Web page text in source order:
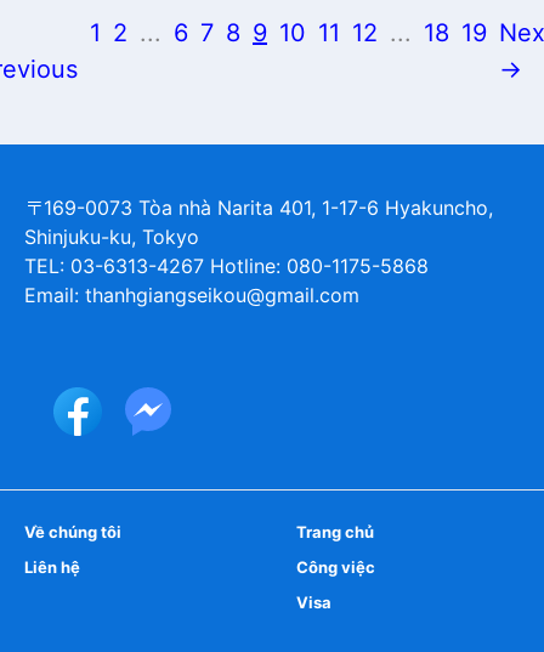
1 2 ... 6 7 8 9 10 11 12 ... 18 19
→
〒169-0073 Tòa nhà Narita 401, 1-17-6 Hyakuncho,
Shinjuku-ku, Tokyo
TEL: 03-6313-4267 Hotline: 080-1175-5868
Email: thanhgiangseikou@gmail.com
Về chúng tôi
Liên hệ
Trang chủ
Công việc
Visa